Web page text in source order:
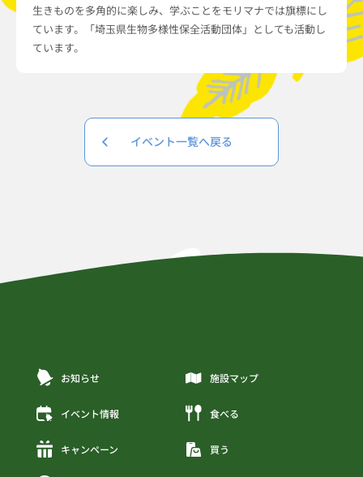
生きものを多角的に楽しみ、学ぶことをモリマナでは旗標にし
ています。「埼玉県生物多様性保全活動団体」としても活動し
ています。
イベント一覧へ戻る
お知らせ
イベント情報
キャンペーン
施設マップ
食べる
買う